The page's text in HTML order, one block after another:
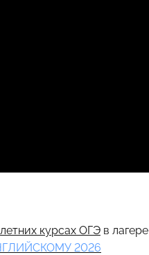
летних курсах ОГЭ в
2026